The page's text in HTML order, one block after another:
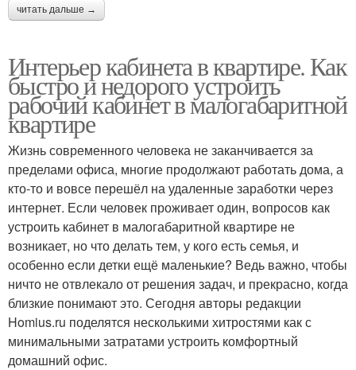
читать дальше →
Интерьер кабинета в квартире. Как
быстро и недорого устроить
рабочий кабинет в малогабаритной
квартире
Жизнь современного человека не заканчивается за
пределами офиса, многие продолжают работать дома, а
кто-то и вовсе перешёл на удаленные заработки через
интернет. Если человек проживает один, вопросов как
устроить кабинет в малогабаритной квартире не
возникает, но что делать тем, у кого есть семья, и
особенно если детки ещё маленькие? Ведь важно, чтобы
ничто не отвлекало от решения задач, и прекрасно, когда
близкие понимают это. Сегодня авторы редакции
Homius.ru поделятся несколькими хитростями как с
минимальными затратами устроить комфортный
домашний офис.